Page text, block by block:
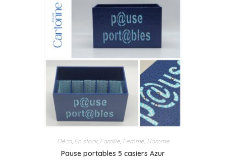
Déco, En stock, Famille, Femme, Homme
Pause portables 5 casiers Azur